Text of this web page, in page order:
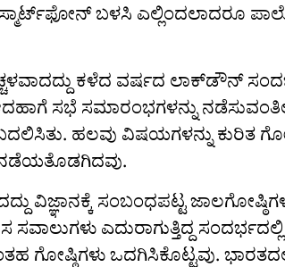
ಬಳಸಿ ಎಲ್ಲಿಂದಲಾದರೂ
ಕಳೆದ ವರ್ಷದ ಲಾಕ್‌ಡೌನ್
ಸಭೆ ಸಮಾರಂಭಗಳನ್ನು
ಹಲವು ವಿಷಯಗಳನ್ನು ಕುರಿತ
ವಿಜ್ಞಾನಕ್ಕೆ ಸಂಬಂಧಪಟ್ಟ
ಎದುರಾಗುತ್ತಿದ್ದ
ಗೋಷ್ಠಿಗಳು ಒದಗಿಸಿಕೊಟ್ಟವು.